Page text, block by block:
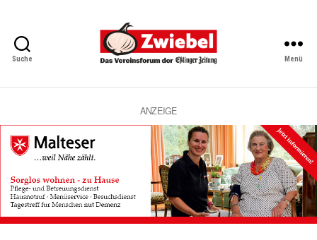
Suche
Vereinsforum
Eßlinger
Zeitung
Menü
ANZEIGE